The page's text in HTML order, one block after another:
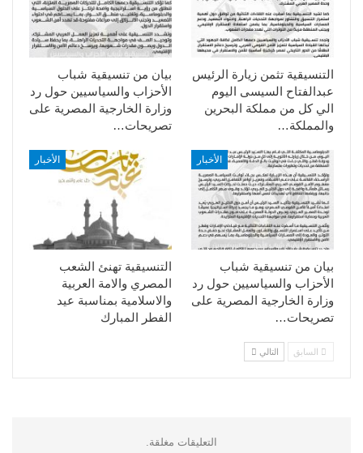
بيان من تنسيقية شباب
الأحزاب والسياسيين حول رد
وزارة الخارجية المصرية على
تصريحات…
التنسيقية تثمن زيارة الرئيس
عبدالفتاح السيسى اليوم
الي كل من مملكة البحرين
والمملكة…
الأخبار
التنسيقية تهنئ الشعب
المصري والامة العربية
والاسلامية بمناسبة عيد
الفطر المبارك
الأخبار
بيان من تنسيقية شباب
الأحزاب والسياسيين حول رد
وزارة الخارجية المصرية على
تصريحات…
السابق التالي
التعليقات مغلقة.